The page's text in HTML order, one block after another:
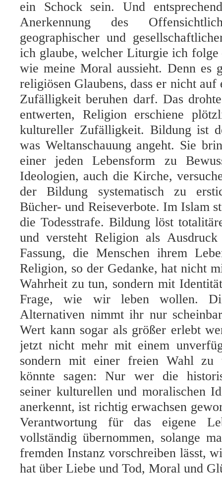
ein Schock sein. Und
Anerkennung des
geographischer und
ich glaube, welcher Liturgie ich folge
wie meine Moral aussieht. Denn es
religiösen Glaubens, dass er nicht auf
Zufälligkeit beruhen darf. Das
entwerten, Religion erschiene
kultureller Zufälligkeit. Bildung ist
was Weltanschauung angeht. Sie
einer jeden Lebensform zu
Ideologien, auch die Kirche,
der Bildung systematisch zu
Bücher- und Reiseverbote. Im Islam
die Todesstrafe. Bildung löst
und versteht Religion als
Fassung, die Menschen ihrem
Religion, so der Gedanke, hat nicht
Wahrheit zu tun, sondern mit
Frage, wie wir leben wollen.
Alternativen nimmt ihr nur
Wert kann sogar als größer erlebt
jetzt nicht mehr mit einem
sondern mit einer freien Wahl zu
könnte sagen: Nur wer die
seiner kulturellen und moralischen
anerkennt, ist richtig erwachsen
Verantwortung für das eigene
vollständig übernommen, solange
fremden Instanz vorschreiben lässt,
hat über Liebe und Tod, Moral und